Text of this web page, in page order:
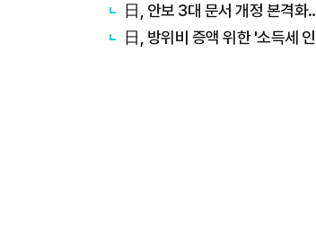
日, 안보 3대 문서 개정 본격화
日, 방위비 증액 위한 '소득세